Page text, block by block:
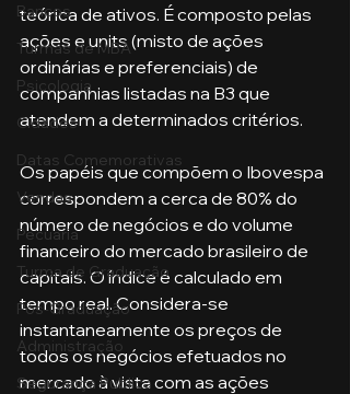
Bancos
Turmas de MBA
Psicologia
Cidades
Datas Comemorativas
Vendas
Pecuária
Turma de Graduação
Pós-Graduação
Administração
Segurança Publica
teórica de ativos. É composto pelas
ações e units (misto de ações
ordinárias e preferenciais) de
companhias listadas na B3 que
atendem a determinados critérios.
Os papéis que compõem o Ibovespa
correspondem a cerca de 80% do
número de negócios e do volume
financeiro do mercado brasileiro de
capitais. O índice é calculado em
tempo real. Considera-se
instantaneamente os preços de
todos os negócios efetuados no
mercado à vista com as ações